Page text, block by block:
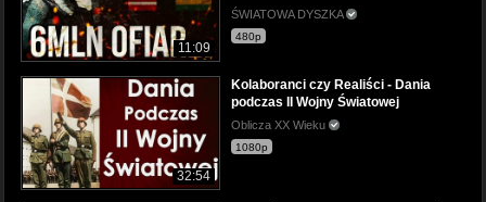
11:09
ŚWIATOWA DYSZKA
480p
32:54
Kolaboranci czy Realiści - Dania
podczas II Wojny Światowej
Oblicza XX Wieku
1080p